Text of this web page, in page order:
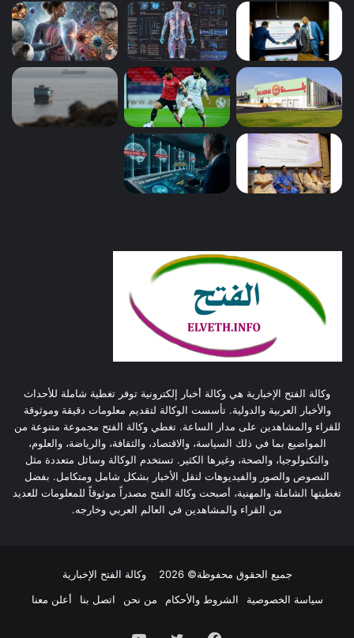
وكالة الفتح الإخبارية هي وكالة أخبار إلكترونية توفر تغطية شاملة للأحداث
والأخبار العربية والدولية. تأسست الوكالة لتقديم معلومات دقيقة وموثوقة
للقراء والمشاهدين على مدار الساعة. تغطي وكالة الفتح مجموعة متنوعة من
المواضيع بما في ذلك السياسة، والاقتصاد، والثقافة، والرياضة، والعلوم،
والتكنولوجيا، والصحة، وغيرها الكثير. تستخدم الوكالة وسائل متعددة مثل
النصوص والصور والفيديوهات لنقل الأخبار بشكل شامل ومتكامل. بفضل
تغطيتها الشاملة والمهنية، أصبحت وكالة الفتح مصدراً موثوقاً للمعلومات للعديد
من القراء والمشاهدين في العالم العربي وخارجه.
جميع الحقوق محفوظة© 2026
وكالة الفتح الإخبارية
سياسة الخصوصية
الشروط والأحكام من نحن اتصل بنا أعلن معنا